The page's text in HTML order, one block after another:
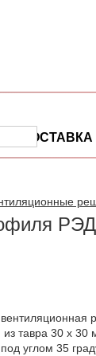
тавра 30 х 30
углом 35
ДОСТАВКА